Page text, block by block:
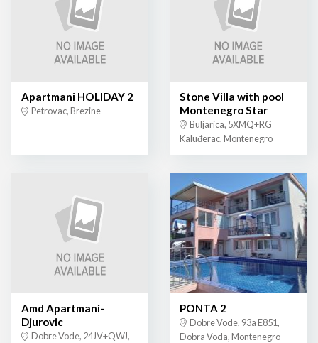
Apartmani HOLIDAY 2
Petrovac, Brezine
Stone Villa with pool
Montenegro Star
Buljarica, 5XMQ+RG
Kaluđerac, Montenegro
Amd Apartmani-
Djurovic
Dobre Vode, 24JV+QWJ,
PONTA 2
Dobre Vode, 93a E851,
Dobra Voda, Montenegro